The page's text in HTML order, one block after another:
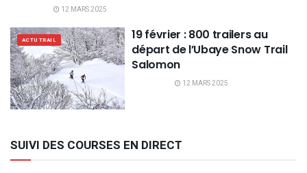
12 MARS 2025
ACTU TRAIL
19 février : 800 trailers au
départ de l’Ubaye Snow Trail
Salomon
12 MARS 2025
SUIVI DES COURSES EN DIRECT